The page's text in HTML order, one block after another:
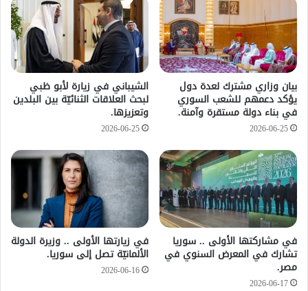
بيان وزاري مشترك لعدة دول
يؤكد دعمهم للشعب السوري
في بناء دولة مستقرة وآمنة.
2026-06-25
الشيباني في زيارة لأبو ظبي
لبحث العلاقات الثنائيّة بين البلدين
وتعزيزها.
2026-06-25
في مشاركتها الأولى .. سوريا
تشارك في المعرض السنوي في
مصر.
2026-06-17
في زيارتها الأولى .. وزيرة الدولة
الألمانيّة تصل إلى سوريا.
2026-06-16